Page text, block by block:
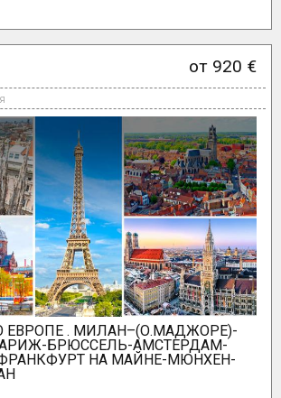
от 920 €
ЕВРОПЕ . МИЛАН–(О.МАДЖОРЕ)-
БРЮССЕЛЬ-АМСТЕРДАМ-
НА МАЙНЕ-МЮНХЕН-